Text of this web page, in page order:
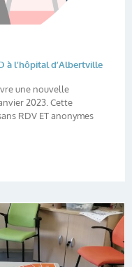
à l’hôpital d’Albertville
une nouvelle
2023. Cette
RDV ET anonymes